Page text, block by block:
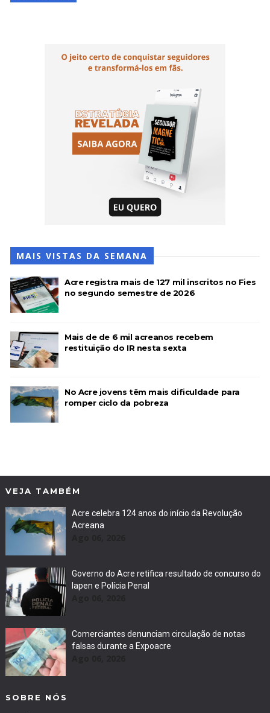
MAIS VISTAS DA SEMANA
Acre registra mais de 127 mil inscritos no Fies
no segundo semestre de 2026
Mais de de 6 mil acreanos recebem
restituição do IR nesta sexta
No Acre jovens têm mais dificuldade para
romper ciclo da pobreza
VEJA TAMBÉM
Acre celebra 124 anos do início da Revolução
Acreana
Governo do Acre retifica resultado de concurso do
Iapen e Polícia Penal
Comerciantes denunciam circulação de notas
falsas durante a Expoacre
SOBRE NÓS